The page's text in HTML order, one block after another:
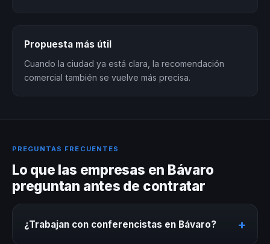
Propuesta más útil
Cuando la ciudad ya está clara, la recomendación
comercial también se vuelve más precisa.
PREGUNTAS FRECUENTES
Lo que las empresas en Bávaro
preguntan antes de contratar
¿Trabajan con conferencistas en Bávaro? +